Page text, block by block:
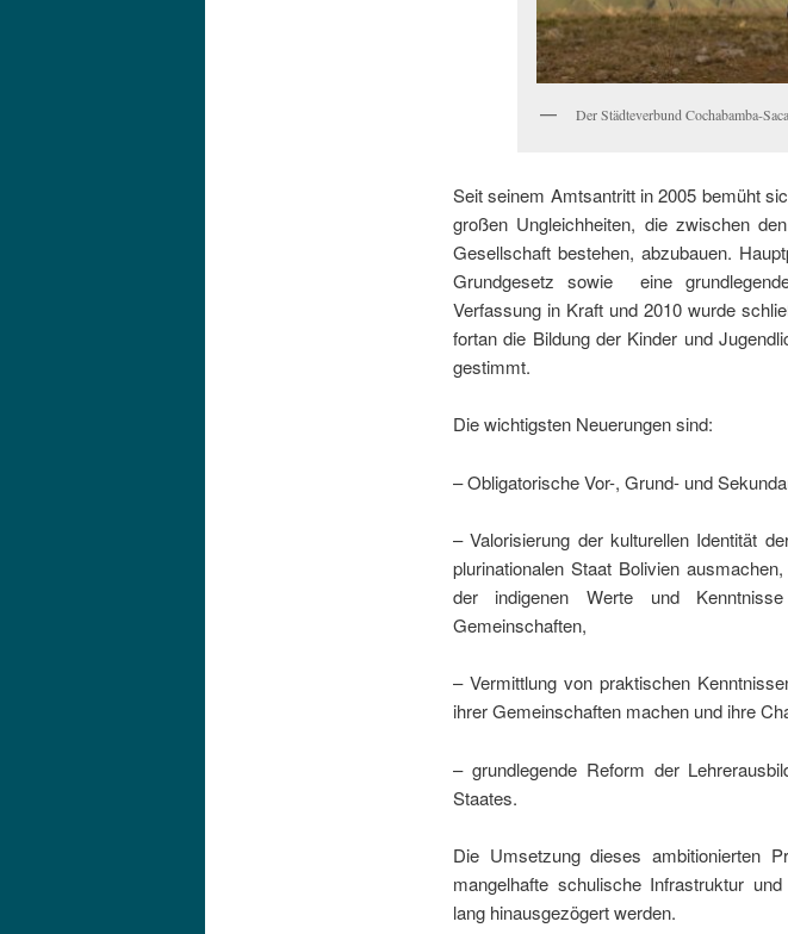
Der Städteverbund Cochabamba-
Seit seinem Amtsantritt in 2005 bemüht
großen Ungleichheiten, die zwischen
Gesellschaft bestehen, abzubauen.
Grundgesetz sowie eine
Verfassung in Kraft und 2010 wurde
fortan die Bildung der Kinder und
gestimmt.
Die wichtigsten Neuerungen sind:
– Obligatorische Vor-, Grund- und
– Valorisierung der kulturellen Identität
plurinationalen Staat Bolivien
der indigenen Werte und
Gemeinschaften,
– Vermittlung von praktischen
ihrer Gemeinschaften machen und ihre
– grundlegende Reform der
Staates.
Die Umsetzung dieses ambitionierten
mangelhafte schulische Infrastruktur
lang hinausgezögert werden.